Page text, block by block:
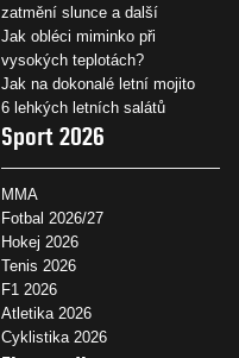
zatmění slunce a další
Jak obléci miminko při
vysokých teplotách?
Jak na dokonalé letní mojito
6 lehkých letních salátů
Sport 2026
MMA
Fotbal 2026/27
Hokej 2026
Tenis 2026
F1 2026
Atletika 2026
Cyklistika 2026